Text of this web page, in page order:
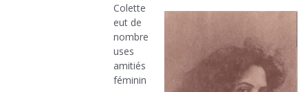
Colette
eut de
nombre
uses
amitiés
féminin